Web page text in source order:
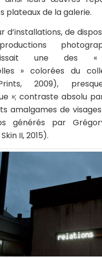
plateaux de la galerie.
d’installations, de
une des «
» colorées du
2009),
»; contraste absolu
amalgames de
générés par
II, 2015).